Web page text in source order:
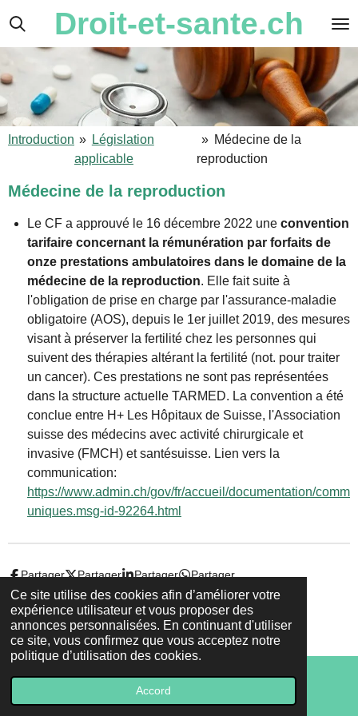
Ce site utilise des cookies afin d’améliorer votre
expérience utilisateur et vous proposer des
annonces personnalisées. En continuant d'utiliser
ce site, vous confirmez que vous acceptez notre
politique d’utilisation des cookies.
Accord
Passer
contenu
principal
Droit-et-sante.ch
Introduction » Législation
applicable
» Médecine de la
reproduction
Médecine de la reproduction
Le CF a approuvé le 16 décembre 2022 une convention
tarifaire concernant la rémunération par forfaits de
onze prestations ambulatoires dans le domaine de la
médecine de la reproduction. Elle fait suite à
l'obligation de prise en charge par l'assurance-maladie
obligatoire (AOS), depuis le 1er juillet 2019, des mesures
visant à préserver la fertilité chez les personnes qui
suivent des thérapies altérant la fertilité (not. pour traiter
un cancer). Ces prestations ne sont pas représentées
dans la structure actuelle TARMED. La convention a été
conclue entre H+ Les Hôpitaux de Suisse, l'Association
suisse des médecins avec activité chirurgicale et
invasive (FMCH) et santésuisse. Lien vers la
communication:
https://www.admin.ch/gov/fr/accueil/documentation/comm
uniques.msg-id-92264.html
Partager Partager Partager Partager
© 2022 - 2026 Droit-et-sante.ch
Propulsé par Webador
E-mail